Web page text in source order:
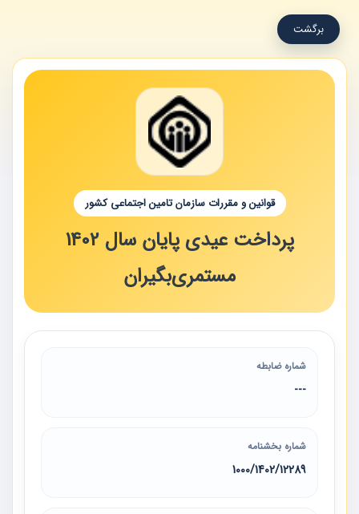
برگشت
قوانین و مقررات سازمان تامین اجتماعی کشور
پرداخت عیدی پایان سال 1402
مستمری‌بگیران
شماره ضابطه
---
شماره بخشنامه
12289‏/1402‏/1000